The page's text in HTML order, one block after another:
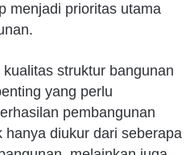
menjadi prioritas utama
struktur bangunan
yang perlu
pembangunan
diukur dari seberapa